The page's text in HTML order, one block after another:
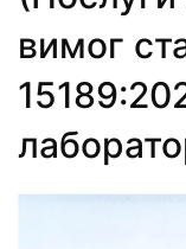
вимог